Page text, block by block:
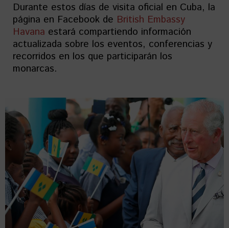
Durante estos días de visita oficial en Cuba, la
página en Facebook de British Embassy
Havana estará compartiendo información
actualizada sobre los eventos, conferencias y
recorridos en los que participarán los
monarcas.